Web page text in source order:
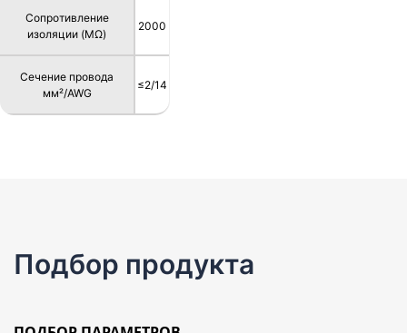
Сопротивление
изоляции (MΩ)
Сечение провода
мм²/AWG
2000
≤2/14
Подбор продукта